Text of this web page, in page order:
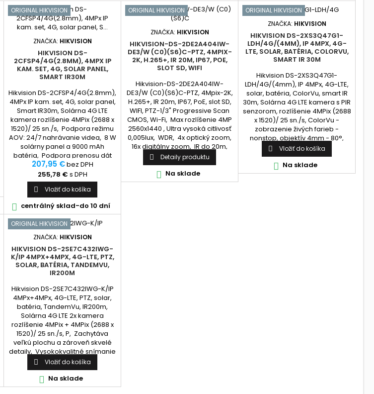
ORIGINAL HIKVISION
ZNAČKA: HIKVISION
HIKVISION DS-
2CFSP4/4G(2.8MM), 4MPX IP
KAM. SET, 4G, SOLAR PANEL,
SMART IR30M
Hikvision DS-2CFSP4/4G(2.8mm),
4MPx IP kam. set, 4G, solar panel,
Smart IR30m, Solárna 4G LTE
kamera rozlíšenie 4MPix (2688 x
1520)/ 25 sn./s, Podpora režimu
AOV: 24/7 nahrávanie videa, 8 W
solárny panel a 9000 mAh
batéria, Podpora prenosu dát
4G LTE, Smart Hybrid Light: 30 m
biele svetlo a IR, Detekcia
pohybu 2.0: Podpora detekcie
osôb a...
207,95 €bez DPH
255,78 € s DPH
 Vložiť do košíka
 centrálný sklad-do 10 dní
ORIGINAL HIKVISION
ZNAČKA: HIKVISION
HIKVISION-DS-2DE2A404IW-
DE3/W (C0)(S6)C-PTZ, 4MPIX-
2K, H.265+, IR 20M, IP67, POE,
SLOT SD, WIFI
Hikvision-DS-2DE2A404IW-
DE3/W (C0)(S6)C-PTZ, 4Mpix-2K,
H.265+, IR 20m, IP67, PoE, slot SD,
WIFI, PTZ-1/3" Progressive Scan
CMOS, Wi-Fi, Max rozlíšenie 4MP
2560x1440 , Ultra vysoká citlivosť
0,005lux, WDR, 4x optický zoom,
16x digitálny zoom, IR do 20m,
12VDC a PoE (802.3af), IK10, IP66
 Detaily produktu
 Na sklade
ORIGINAL HIKVISION
ZNAČKA: HIKVISION
HIKVISION DS-2XS3Q47G1-
LDH/4G/(4MM), IP 4MPX, 4G-
LTE, SOLAR, BATÉRIA, COLORVU,
SMART IR 30M
Hikvision DS-2XS3Q47G1-
LDH/4G/(4mm), IP 4MPx, 4G-LTE,
solar, batéria, ColorVu, smart IR
30m, Solárna 4G LTE kamera s PIR
senzorom, rozlíšenie 4MPix (2688
x 1520)/ 25 sn./s, ColorVu -
zobrazenie živých farieb -
nonstop, objektív 4mm - 80°,
WDR 120dB, Bezdrôtový sieťový
prenos LTE / WCDMA / GSM 4G,
podpora karty Micro SIM, Batéria
kamery môže pracovať až...
 Vložiť do košíka
 Na sklade
ORIGINAL HIKVISION
ZNAČKA: HIKVISION
HIKVISION DS-2SE7C432IWG-
K/IP 4MPX+4MPX, 4G-LTE, PTZ,
SOLAR, BATÉRIA, TANDEMVU,
IR200M
Hikvision DS-2SE7C432IWG-K/IP
4MPx+4MPx, 4G-LTE, PTZ, solar,
batéria, TandemVu, IR200m,
Solárna 4G LTE 2x kamera
rozlíšenie 4MPix + 4MPix (2688 x
1520)/ 25 sn./s, P, Zachytáva
veľkú plochu a zároveň skvelé
detaily, Vysokokvalitné snímanie
s rozlíšením 4 MP, Vynikajúci
výkon pri slabom osvetlení s
technológiou ColorVu v bullet
kanáli, Zabezpečuje...
 Vložiť do košíka
 Na sklade